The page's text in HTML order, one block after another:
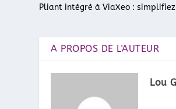
Pliant intégré à ViaXeo :
A PROPOS DE L'AUTEUR
Lou